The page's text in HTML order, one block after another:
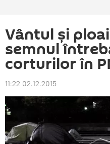
Vântul şi
semnul
corturilor în
11:22 02.12.2015